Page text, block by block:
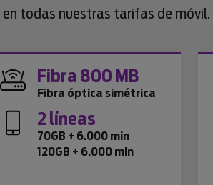
en todas nuestras tarifas de móvil.
Fibra 800 MB
Fibra óptica simétrica
2 líneas
70GB + 6.000 min
120GB + 6.000 min